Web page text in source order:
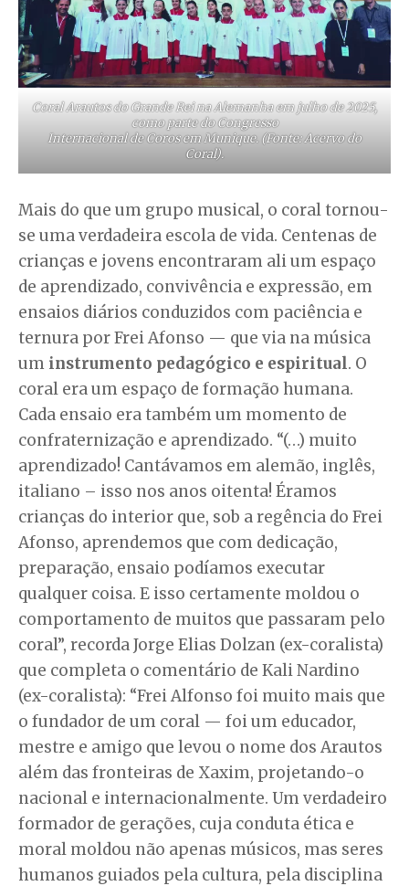
Coral Arautos do Grande Rei na Alemanha em julho de 2025,
como parte do Congresso
Internacional de Coros em Munique. (Fonte: Acervo do
Coral).
Mais do que um grupo musical, o coral tornou-
se uma verdadeira escola de vida. Centenas de
crianças e jovens encontraram ali um espaço
de aprendizado, convivência e expressão, em
ensaios diários conduzidos com paciência e
ternura por Frei Afonso — que via na música
um instrumento pedagógico e espiritual. O
coral era um espaço de formação humana.
Cada ensaio era também um momento de
confraternização e aprendizado. “(…) muito
aprendizado! Cantávamos em alemão, inglês,
italiano – isso nos anos oitenta! Éramos
crianças do interior que, sob a regência do Frei
Afonso, aprendemos que com dedicação,
preparação, ensaio podíamos executar
qualquer coisa. E isso certamente moldou o
comportamento de muitos que passaram pelo
coral”, recorda Jorge Elias Dolzan (ex-coralista)
que completa o comentário de Kali Nardino
(ex-coralista): “Frei Alfonso foi muito mais que
o fundador de um coral — foi um educador,
mestre e amigo que levou o nome dos Arautos
além das fronteiras de Xaxim, projetando-o
nacional e internacionalmente. Um verdadeiro
formador de gerações, cuja conduta ética e
moral moldou não apenas músicos, mas seres
humanos guiados pela cultura, pela disciplina